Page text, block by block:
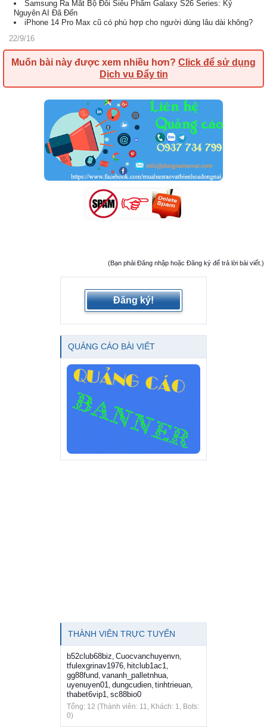
Samsung Ra Mắt Bộ Đôi Siêu Phẩm Galaxy S26 Series: Kỷ
Nguyên AI Đã Đến
iPhone 14 Pro Max cũ có phù hợp cho người dùng lâu dài không?
22/9/16
Muốn bài này được xem nhiều hơn? Click để sử dụng
Dịch vụ Đẩy tin
(Bạn phải Đăng nhập hoặc Đăng ký để trả lời bài viết.)
Đăng ký!
QUẢNG CÁO BÀI VIẾT
THÀNH VIÊN TRỰC TUYẾN
b52club68biz Cuocvanchuyenvn
tfulexgrinav1976 hitclub1ac1
gg88fund vananh_palletnhua
uyenuyen01 dungcudien tinhtrieuan
thabet6vip1 sc88bio0
Tổng: 12 (Thành viên: 11, Khách: 1, Bots:
0)